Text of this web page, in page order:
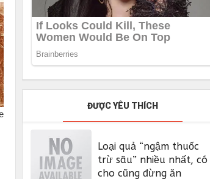
ĐƯỢC YÊU THÍCH
Loại quả “ngậm thuốc
trừ sâu” nhiều nhất, có
cho cũng đừng ăn